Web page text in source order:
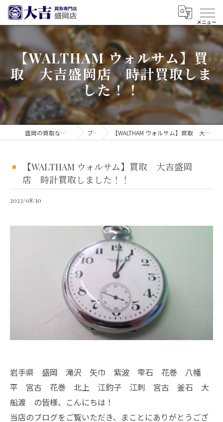
【WALTHAM ウォルサム】買
取 大吉盛岡店 時計買取しま
した！！
盛岡の買取なら買取大吉 盛岡店 ブログ 【WALTHAM ウォルサム】買取 大吉盛岡店 時計買取しました！！
【WALTHAM ウォルサム】買取 大吉盛岡
店 時計買取しました！！
2023/08/10
岩手県 盛岡 滝沢 矢巾 紫波 雫石 花巻 八幡
平 宮古 花巻 北上 江釣子 江刺 宮古 釜石 大
船渡 の皆様、こんにちは！
当店のブログをご覧いただき、まことにありがとうござ